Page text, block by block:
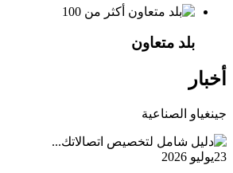
أكثر من 100
بلد متعاون
أخبار
جينغياو الصناعية
23يوليو 2026